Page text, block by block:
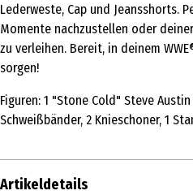
Lederweste, Cap und Jeansshorts.
Momente nachzustellen oder
zu verleihen. Bereit, in deinem
sorgen!
Figuren: 1 "Stone Cold" Steve
Schweißbänder, 2 Knieschoner, 1
Artikeldetails